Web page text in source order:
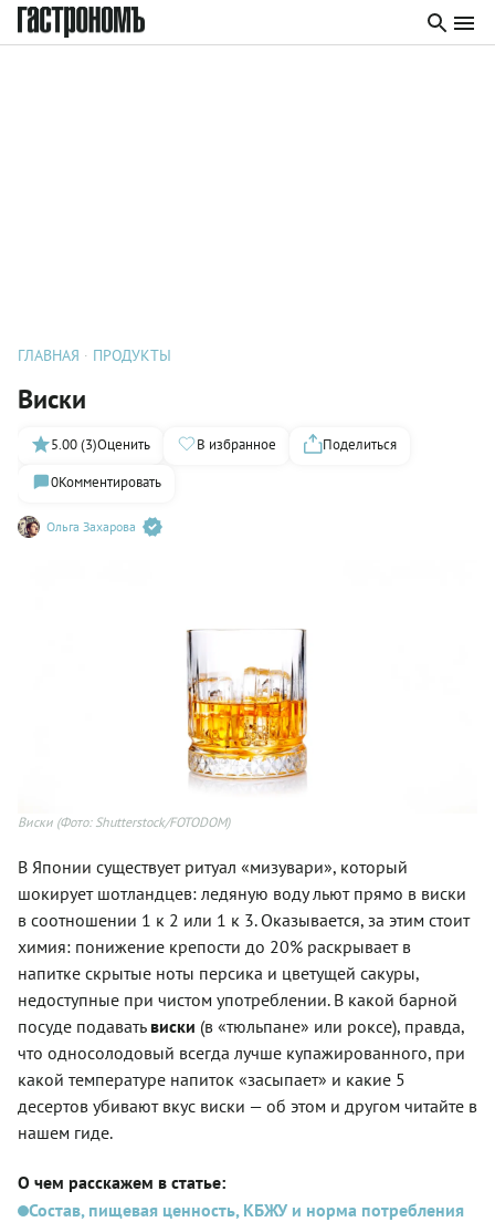
ГЛАВНАЯ ПРОДУКТЫ
Виски
Ольга Захарова
5.00 (3)Оценить В избранное
Поделиться
0Комментировать
Виски (Фото: Shutterstock/FOTODOM)
В Японии существует ритуал «мизувари», который
шокирует шотландцев: ледяную воду льют прямо в виски
в соотношении 1 к 2 или 1 к 3. Оказывается, за этим стоит
химия: понижение крепости до 20% раскрывает в
напитке скрытые ноты персика и цветущей сакуры,
недоступные при чистом употреблении. В какой барной
посуде подавать виски (в «тюльпане» или роксе), правда,
что односолодовый всегда лучше купажированного, при
какой температуре напиток «засыпает» и какие 5
десертов убивают вкус виски — об этом и другом читайте в
нашем гиде.
О чем расскажем в статье:
Состав, пищевая ценность, КБЖУ и норма потребления